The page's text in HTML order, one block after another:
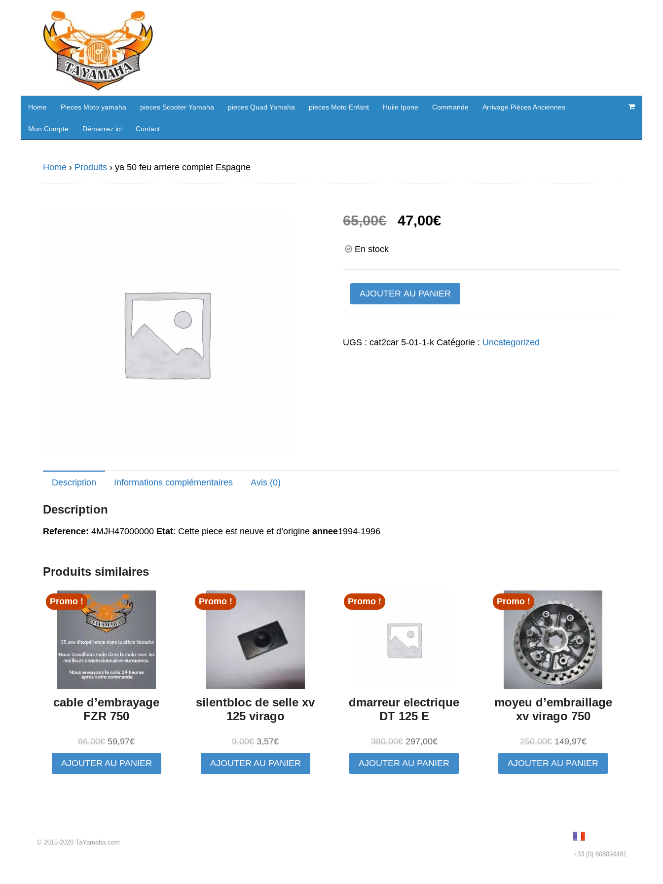
Home Pieces Moto yamaha pieces Scooter Yamaha pieces Quad Yamaha pieces Moto Enfant Huile Ipone Commande Arrivage Pièces Anciennes
Mon Compte Démarrez ici Contact
Home › Produits › ya 50 feu arriere complet Espagne
65,00€
Le
était :
65,00€.
47,00€Le
est :
47,00€.
En stock
quantité
de
ya
feu
AJOUTER AU PANIER
UGS :cat2car 5-01-1-k Catégorie : Uncategorized
Description Informations complémentaires Avis (0)
Description
Reference: 4MJH47000000 Etat: Cette piece est neuve et d’origine annee1994-1996
Produits similaires
Promo !
cable d’embrayage
FZR 750
66,00€ Le
prix
initial
59,97€Le
prix
actuel
AJOUTER AU PANIER
Promo !
silentbloc de selle xv
125 virago
9,00€ Le
prix
initial
3,57€Le
prix
actuel
AJOUTER AU PANIER
Promo !
dmarreur electrique
DT 125 E
380,00€ Le
prix
initial
297,00€Le
prix
actuel
AJOUTER AU PANIER
Promo !
moyeu d’embraillage
xv virago 750
250,00€ Le
prix
initial
149,97€Le
prix
actuel
AJOUTER AU PANIER
© 2015-2020 TaYamaha.com
+33 (0) 608094481